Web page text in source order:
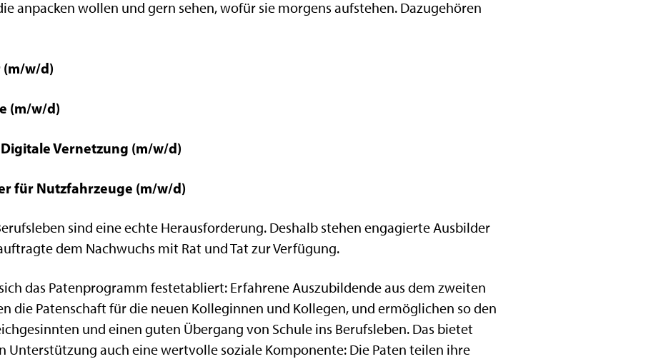
anpacken wollen und gern sehen, wofür sie morgens aufstehen. Dazugehören
w/d)
(m/w/d)
Vernetzung (m/w/d)
für Nutzfahrzeuge (m/w/d)
sind eine echte Herausforderung. Deshalb stehen engagierte Ausbilder
dem Nachwuchs mit Rat und Tat zur Verfügung.
das Patenprogramm festetabliert: Erfahrene Auszubildende aus dem zweiten
die Patenschaft für die neuen Kolleginnen und Kollegen, und ermöglichen so den
und einen guten Übergang von Schule ins Berufsleben. Das bietet
Unterstützung auch eine wertvolle soziale Komponente: Die Paten teilen ihre